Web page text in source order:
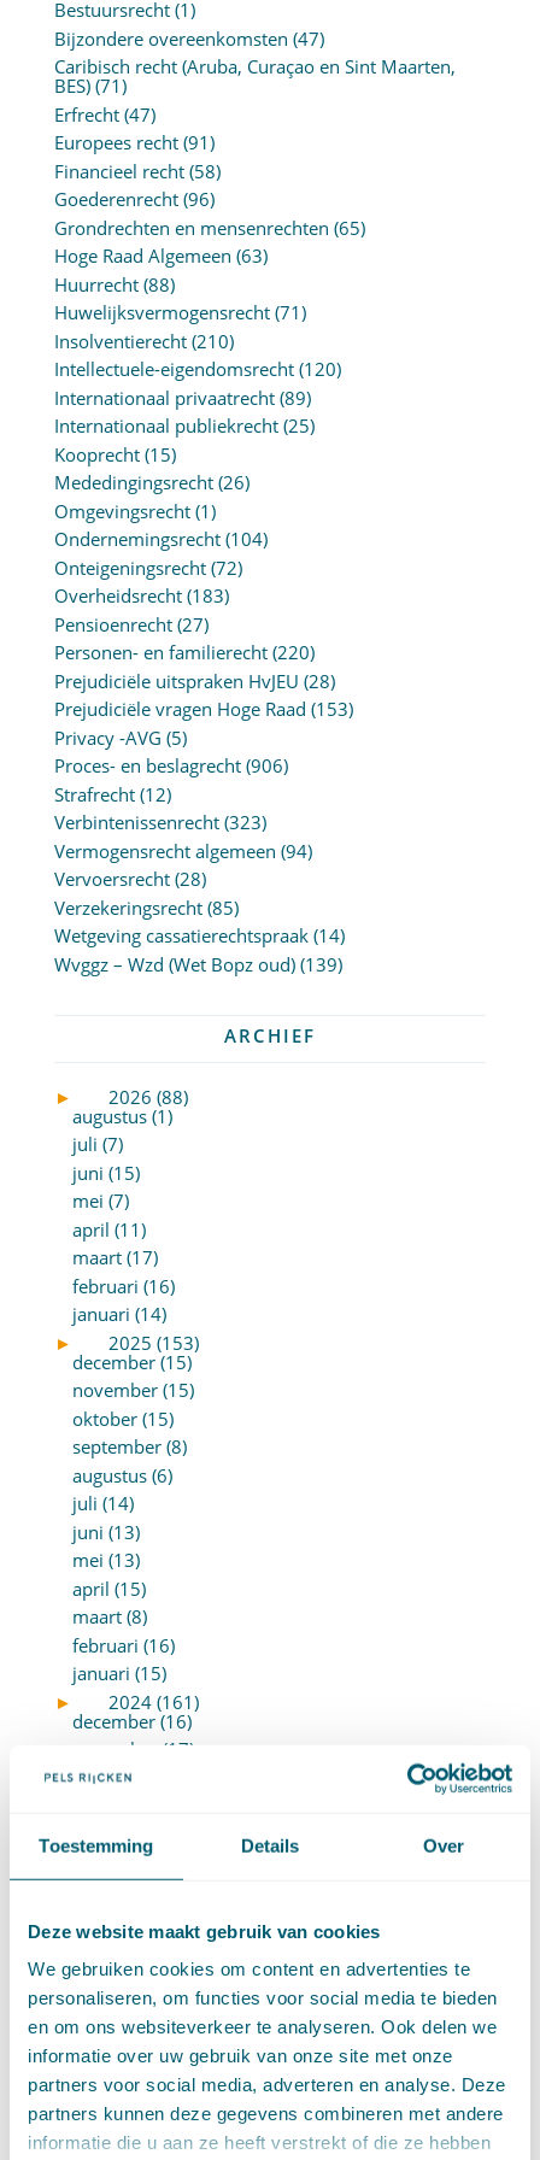
Toestemming Details Over
Deze website maakt gebruik van cookies
We gebruiken cookies om content en advertenties te
personaliseren, om functies voor social media te bieden
en om ons websiteverkeer te analyseren. Ook delen we
informatie over uw gebruik van onze site met onze
partners voor social media, adverteren en analyse. Deze
partners kunnen deze gegevens combineren met andere
informatie die u aan ze heeft verstrekt of die ze hebben
Bestuursrecht(1)
Bijzondere overeenkomsten (47)
Caribisch recht (Aruba, Curaçao en Sint Maarten,
BES)(71)
Erfrecht(47)
Europees recht(91)
Financieel recht(58)
Goederenrecht(96)
Grondrechten en mensenrechten (65)
Hoge Raad Algemeen (63)
Huurrecht(88)
Huwelijksvermogensrecht(71)
Insolventierecht(210)
Intellectuele-eigendomsrecht(120)
Internationaal privaatrecht(89)
Internationaal publiekrecht(25)
Kooprecht(15)
Mededingingsrecht(26)
Omgevingsrecht(1)
Ondernemingsrecht(104)
Onteigeningsrecht(72)
Overheidsrecht(183)
Pensioenrecht(27)
Personen- en familierecht(220)
Prejudiciële uitspraken HvJEU (28)
Prejudiciële vragen Hoge Raad (153)
Privacy -AVG (5)
Proces- en beslagrecht(906)
Strafrecht(12)
Verbintenissenrecht(323)
Vermogensrecht algemeen (94)
Vervoersrecht(28)
Verzekeringsrecht(85)
Wetgeving cassatierechtspraak(14)
Wvggz – Wzd (Wet Bopz oud)(139)
ARCHIEF
►
2026 (88)
augustus (1)
juli (7)
juni (15)
mei (7)
april (11)
maart (17)
februari (16)
januari (14)
►
2025 (153)
december (15)
november (15)
oktober (15)
september (8)
augustus (6)
juli (14)
juni (13)
mei (13)
april (15)
maart (8)
februari (16)
januari (15)
►
2024 (161)
december (16)
november (17)
oktober (17)
augustus (10)
mei (7)
maart (17)
februari (17)
januari (18)
►
2023 (177)
december (12)
november (16)
oktober (17)